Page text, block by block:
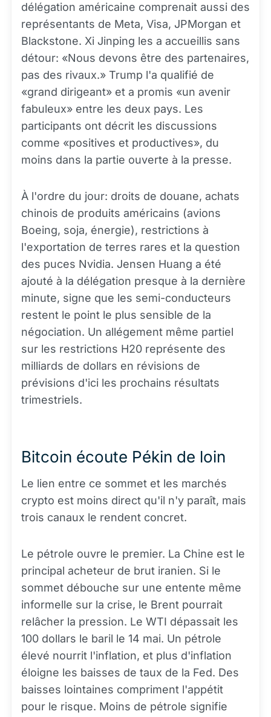
délégation américaine comprenait aussi des
représentants de Meta, Visa, JPMorgan et
Blackstone. Xi Jinping les a accueillis sans
détour: «Nous devons être des partenaires,
pas des rivaux.» Trump l'a qualifié de
«grand dirigeant» et a promis «un avenir
fabuleux» entre les deux pays. Les
participants ont décrit les discussions
comme «positives et productives», du
moins dans la partie ouverte à la presse.
À l'ordre du jour: droits de douane, achats
chinois de produits américains (avions
Boeing, soja, énergie), restrictions à
l'exportation de terres rares et la question
des puces Nvidia. Jensen Huang a été
ajouté à la délégation presque à la dernière
minute, signe que les semi-conducteurs
restent le point le plus sensible de la
négociation. Un allégement même partiel
sur les restrictions H20 représente des
milliards de dollars en révisions de
prévisions d'ici les prochains résultats
trimestriels.
Bitcoin écoute Pékin de loin
Le lien entre ce sommet et les marchés
crypto est moins direct qu'il n'y paraît, mais
trois canaux le rendent concret.
Le pétrole ouvre le premier. La Chine est le
principal acheteur de brut iranien. Si le
sommet débouche sur une entente même
informelle sur la crise, le Brent pourrait
relâcher la pression. Le WTI dépassait les
100 dollars le baril le 14 mai. Un pétrole
élevé nourrit l'inflation, et plus d'inflation
éloigne les baisses de taux de la Fed. Des
baisses lointaines compriment l'appétit
pour le risque. Moins de pétrole signifie